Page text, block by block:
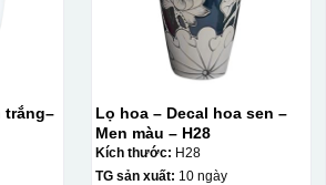
trắng–
Lọ hoa – Decal hoa sen –
Men màu – H28
Kích thước: H28
TG sản xuất: 10 ngày